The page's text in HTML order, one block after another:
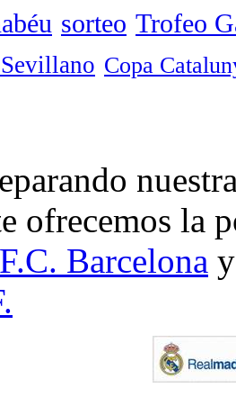
sorteo Trofeo
Copa
ofrecemos la
Barcelona